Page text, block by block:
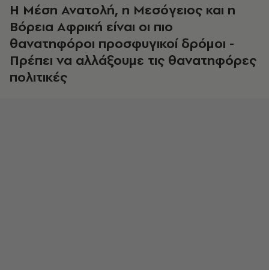
Η Μέση Ανατολή, η Μεσόγειος και η
Βόρεια Αφρική είναι οι πιο
θανατηφόροι προσφυγικοί δρόμοι -
Πρέπει να αλλάξουμε τις θανατηφόρες
πολιτικές